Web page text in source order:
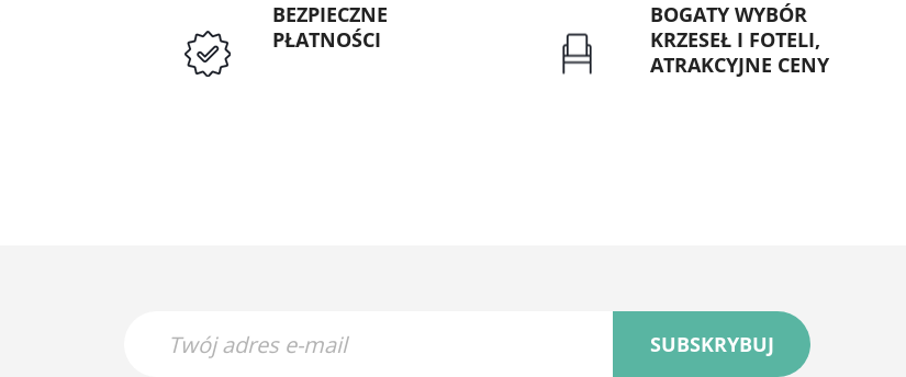
BEZPIECZNE
PŁATNOŚCI
BOGATY WYBÓR
KRZESEŁ I FOTELI,
ATRAKCYJNE CENY
SUBSKRYBUJ